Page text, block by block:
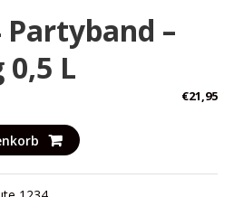
Partyband –
L
€21,95